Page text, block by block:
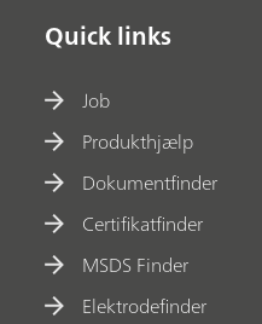
Quick links
Job
Produkthjælp
Dokumentfinder
Certifikatfinder
MSDS Finder
Elektrodefinder